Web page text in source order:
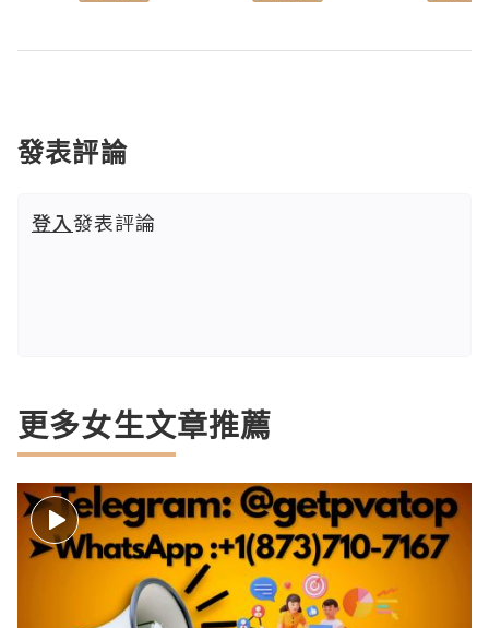
發表評論
登入發表評論
更多女生文章推薦